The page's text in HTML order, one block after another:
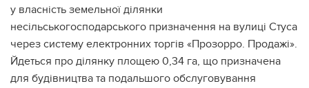
у власність земельної ділянки
несільськогосподарського призначення на вулиці Стуса
через систему електронних торгів «Прозорро. Продажі».
Йдеться про ділянку площею 0,34 га, що призначена
для будівництва та подальшого обслуговування